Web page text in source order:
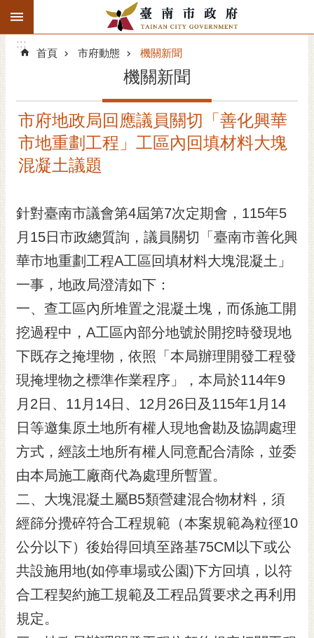
跳到主要內容區塊
搜
階
精彩府城
市府動態
市政資訊
市民互動
黃
偉
哲
光
花
桐
花
祭
網
站
導
覽
訂
閱
:::
:::
首頁 市府動態 機關新聞
機關新聞
市府地政局回應議員關切「善化興華
市地重劃工程」工區內回填材料大塊
混凝土議題
針對臺南市議會第4屆第7次定期會，115年5
月15日市政總質詢，議員關切「臺南市善化興
華市地重劃工程A工區回填材料大塊混凝土」
一事，地政局澄清如下：
一、查工區內所堆置之混凝土塊，而係施工開
挖過程中，A工區內部分地號於開挖時發現地
下既存之掩埋物，依照「本局辦理開發工程發
現掩埋物之標準作業程序」，本局於114年9
月2日、11月14日、12月26日及115年1月14
日等邀集原土地所有權人現地會勘及協調處理
方式，經該土地所有權人同意配合清除，並委
由本局施工廠商代為處理所暫置。
二、大塊混凝土屬B5類營建混合物材料，須
經篩分攪碎符合工程規範（本案規範為粒徑10
公分以下）後始得回填至路基75CM以下或公
共設施用地(如停車場或公園)下方回填，以符
合工程契約施工規範及工程品質要求之再利用
規定。